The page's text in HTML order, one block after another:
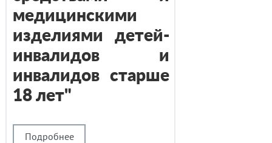
Подробнее
медицинскими
изделиями детей-
инвалидов и
инвалидов старше
18 лет"